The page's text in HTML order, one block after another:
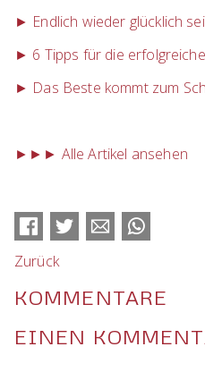
► Endlich wieder glücklich
► 6 Tipps für die
► Das Beste kommt zum
►►► Alle Artikel ansehen
FacebookTwitterE-mail
Zurück
KOMMENTARE
EINEN